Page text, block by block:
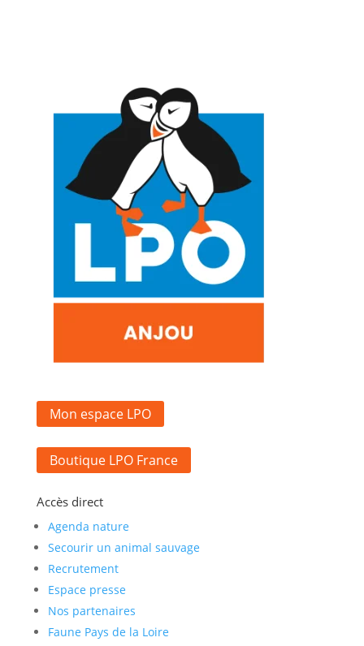
Mon espace LPO
Boutique LPO France
Accès direct
Agenda nature
Secourir un animal sauvage
Recrutement
Espace presse
Nos partenaires
Faune Pays de la Loire